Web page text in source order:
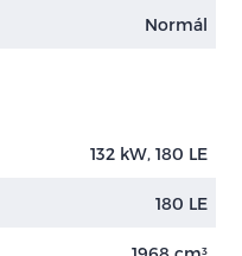
Normál
132 kW, 180 LE
180 LE